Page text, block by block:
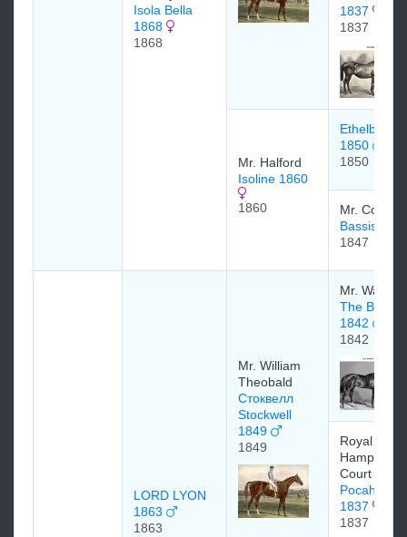
Isola Bella
1868
1868
1837
1837
Mr. Halford
Isoline 1860
1860
Ethelbert
1850
1850
Mr.
Bassishaw
1847
LORD LYON
1863
1863
Mr. William
Theobald
Стоквелл
Stockwell
1849
1849
Mr. Watts
The Baron
1842
1842
Royal Stud
Hampton
Court
Pocahontas
1837
1837